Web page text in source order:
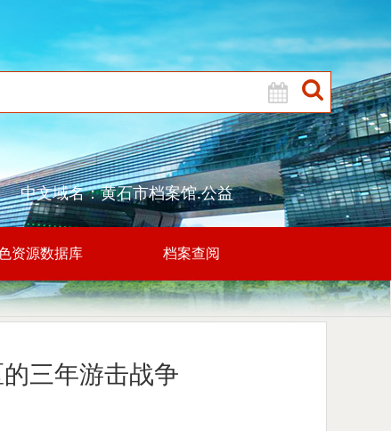
中文域名：黄石市档案馆.公益
资源数据库 档案查阅
三年游击战争